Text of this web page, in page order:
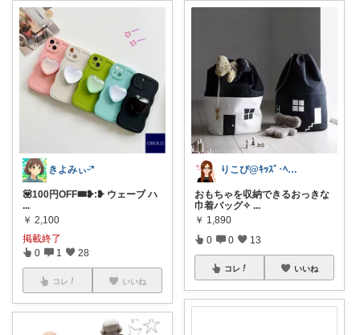
きよみぃᵕ̈*
💟100円OFF🎟❥︎:❥︎ ウェーブ ハ
...
￥ 2,100
掲載終了
0 1 28
コレ いいね
りこぴ@ｷｯｽﾞ･ﾍﾞﾋﾞｰ時々好きな物
おもちゃを収納できるおっきな
巾着バッグ✧︎ ...
￥ 1,890
0 0 13
コレ いいね